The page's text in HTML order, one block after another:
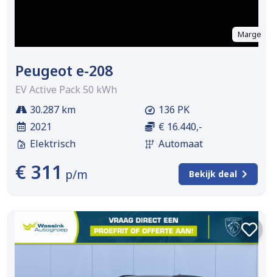
Marge
Peugeot e-208
EV Active Pack 50 kWh
30.287 km
2021
Elektrisch
136 PK
€ 16.440,-
Automaat
€ 311 p/m Bekijk deal